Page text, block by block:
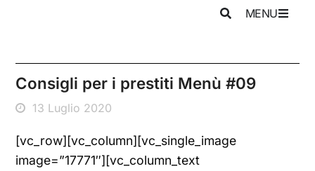
MENU
Consigli per i prestiti Menù #09
13 Luglio 2020
[vc_row][vc_column][vc_single_image
image=”17771″][vc_column_text